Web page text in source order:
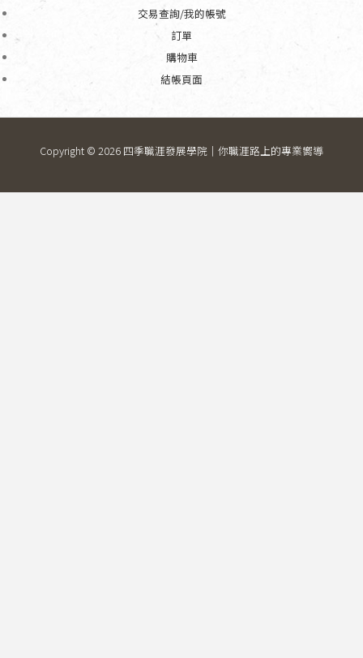
交易查詢/我的帳號
訂單
購物車
結帳頁面
Copyright © 2026 四季職涯發展學院｜你職涯路上的專業嚮導